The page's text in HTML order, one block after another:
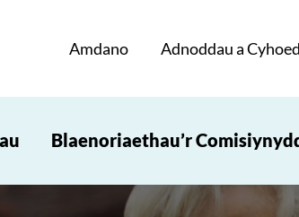
Amdano Adnoddau a
Blaenoriaethau’r